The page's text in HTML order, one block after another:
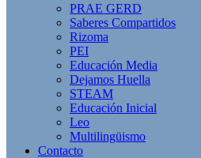
PRAE GERD
Saberes Compartidos
Rizoma
PEI
Educación Media
Dejamos Huella
STEAM
Educación Inicial
Leo
Multilingüismo
Contacto